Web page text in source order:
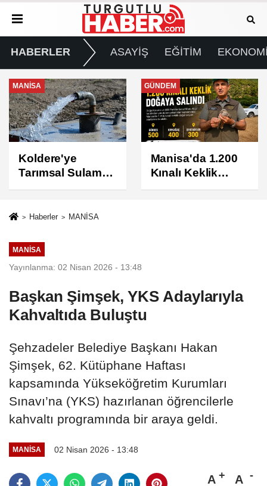
HABERLER ASAYİŞ EĞİTİM
GÜNDEM
Manisa'da 1.200
Kınalı Keklik
Doğaya Salındı
GÜNDEM
Turgutlu'da 8
Ağustos
Cumartesi Günü
Haberler MANİSA
MANİSA
Yayınlanma: 02 Nisan 2026 - 13:48
Başkan Şimşek, YKS Adaylarıyla
Kahvaltıda Buluştu
Şehzadeler Belediye Başkanı Hakan
Şimşek, 62. Kütüphane Haftası
kapsamında Yükseköğretim Kurumları
Sınavı’na (YKS) hazırlanan öğrencilerle
kahvaltı programında bir araya geldi.
MANİSA 02 Nisan 2026 - 13:48
A A